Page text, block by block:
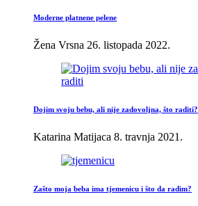
Moderne platnene pelene
Žena Vrsna 26. listopada 2022.
Dojim svoju bebu, ali nije zadovoljna, što raditi?
Katarina Matijaca 8. travnja 2021.
Zašto moja beba ima tjemenicu i što da radim?